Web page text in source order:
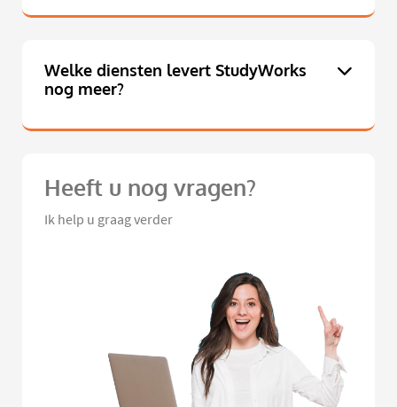
Welke diensten levert StudyWorks
nog meer?
Heeft u nog vragen?
Ik help u graag verder